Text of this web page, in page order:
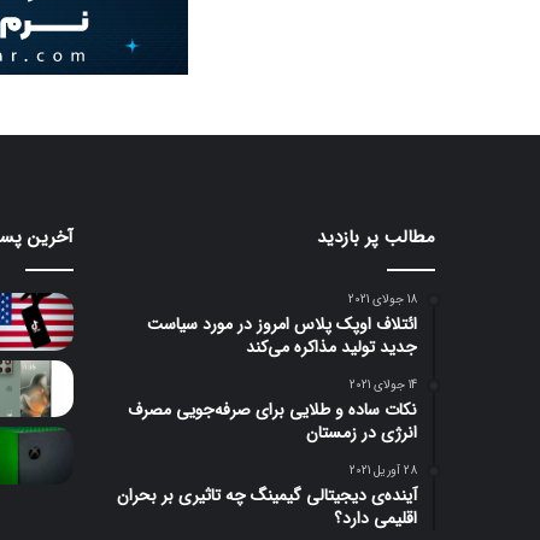
مطالب پر بازدید
18 جولای 2021
ائتلاف اوپک پلاس امروز در مورد سیاست
جدید تولید مذاکره می‌کند
14 جولای 2021
نکات ساده و طلایی برای صرفه‌جویی مصرف
انرژی در زمستان
28 آوریل 2021
آینده‌ی دیجیتالی گیمینگ چه تاثیری بر بحران
اقلیمی دارد؟
آخرین